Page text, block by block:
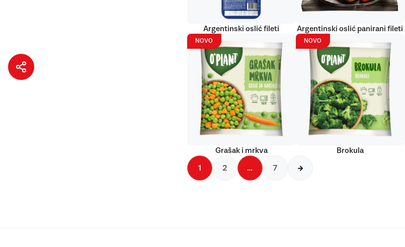
Argentinski oslić fileti Argentinski oslić panirani fileti
NOVO
Grašak i mrkva
NOVO
Brokula
1 2 … 7